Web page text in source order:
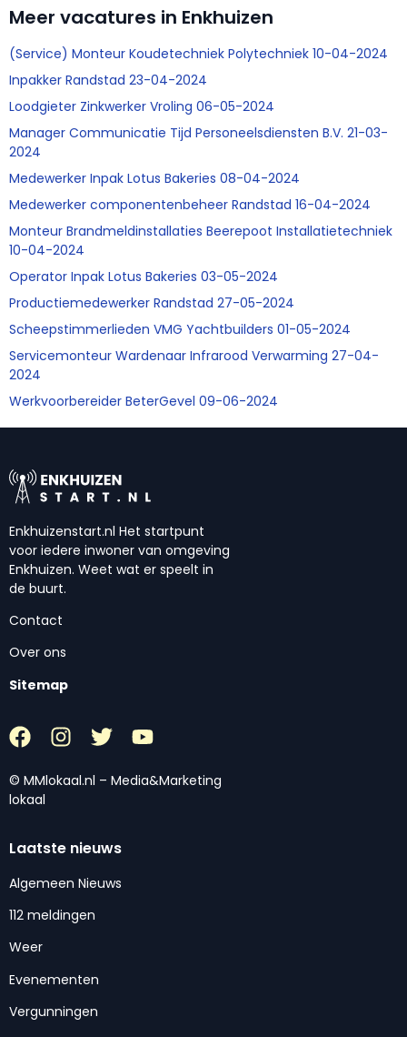
Meer vacatures in Enkhuizen
(Service) Monteur Koudetechniek Polytechniek 10-04-2024
Inpakker Randstad 23-04-2024
Loodgieter Zinkwerker Vroling 06-05-2024
Manager Communicatie Tijd Personeelsdiensten B.V. 21-03-
2024
Medewerker Inpak Lotus Bakeries 08-04-2024
Medewerker componentenbeheer Randstad 16-04-2024
Monteur Brandmeldinstallaties Beerepoot Installatietechniek
10-04-2024
Operator Inpak Lotus Bakeries 03-05-2024
Productiemedewerker Randstad 27-05-2024
Scheepstimmerlieden VMG Yachtbuilders 01-05-2024
Servicemonteur Wardenaar Infrarood Verwarming 27-04-
2024
Werkvoorbereider BeterGevel 09-06-2024
Enkhuizenstart.nl Het startpunt
voor iedere inwoner van omgeving
Enkhuizen. Weet wat er speelt in
de buurt.
Contact
Over ons
Sitemap
© MMlokaal.nl – Media&Marketing
lokaal
Laatste nieuws
Algemeen Nieuws
112 meldingen
Weer
Evenementen
Vergunningen